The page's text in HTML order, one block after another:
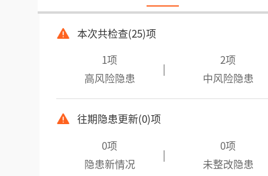
本次共检查(25)项
1项
高风险隐患
2项
中风险隐患
往期隐患更新(0)项
0项
隐患新情况
0项
未整改隐患